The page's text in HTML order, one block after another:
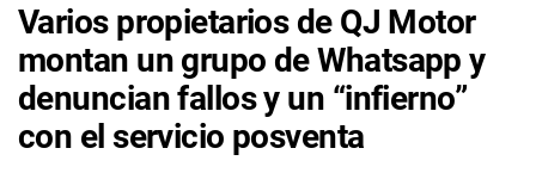
Varios propietarios de QJ Motor
montan un grupo de Whatsapp y
denuncian fallos y un “infierno”
con el servicio posventa